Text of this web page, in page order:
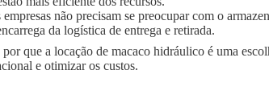
não precisam se preocupar com o
da logística de entrega e retirada.
que a locação de macaco hidráulico é uma
e otimizar os custos.